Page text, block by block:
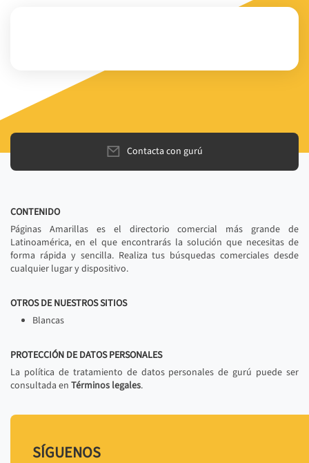
Contacta con gurú
CONTENIDO
Páginas Amarillas es el directorio comercial más grande de
Latinoamérica, en el que encontrarás la solución que necesitas de
forma rápida y sencilla. Realiza tus búsquedas comerciales desde
cualquier lugar y dispositivo.
OTROS DE NUESTROS SITIOS
Blancas
PROTECCIÓN DE DATOS PERSONALES
La política de tratamiento de datos personales de gurú puede ser
consultada en Términos legales.
SÍGUENOS